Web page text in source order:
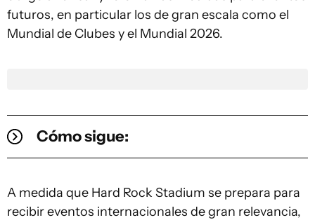
futuros, en particular los de gran escala como el
Mundial de Clubes y el Mundial 2026.
Cómo sigue:
A medida que Hard Rock Stadium se prepara para
recibir eventos internacionales de gran relevancia,